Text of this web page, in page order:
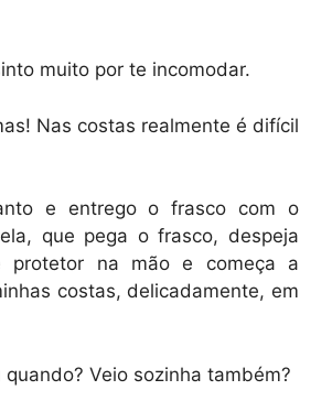
muito por te incomodar.
Nas costas realmente é difícil
e entrego o frasco com o
que pega o frasco, despeja
protetor na mão e começa a
costas, delicadamente, em
quando? Veio sozinha também?